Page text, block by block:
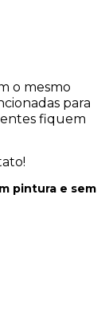
o mesmo
para
fiquem
pintura e sem